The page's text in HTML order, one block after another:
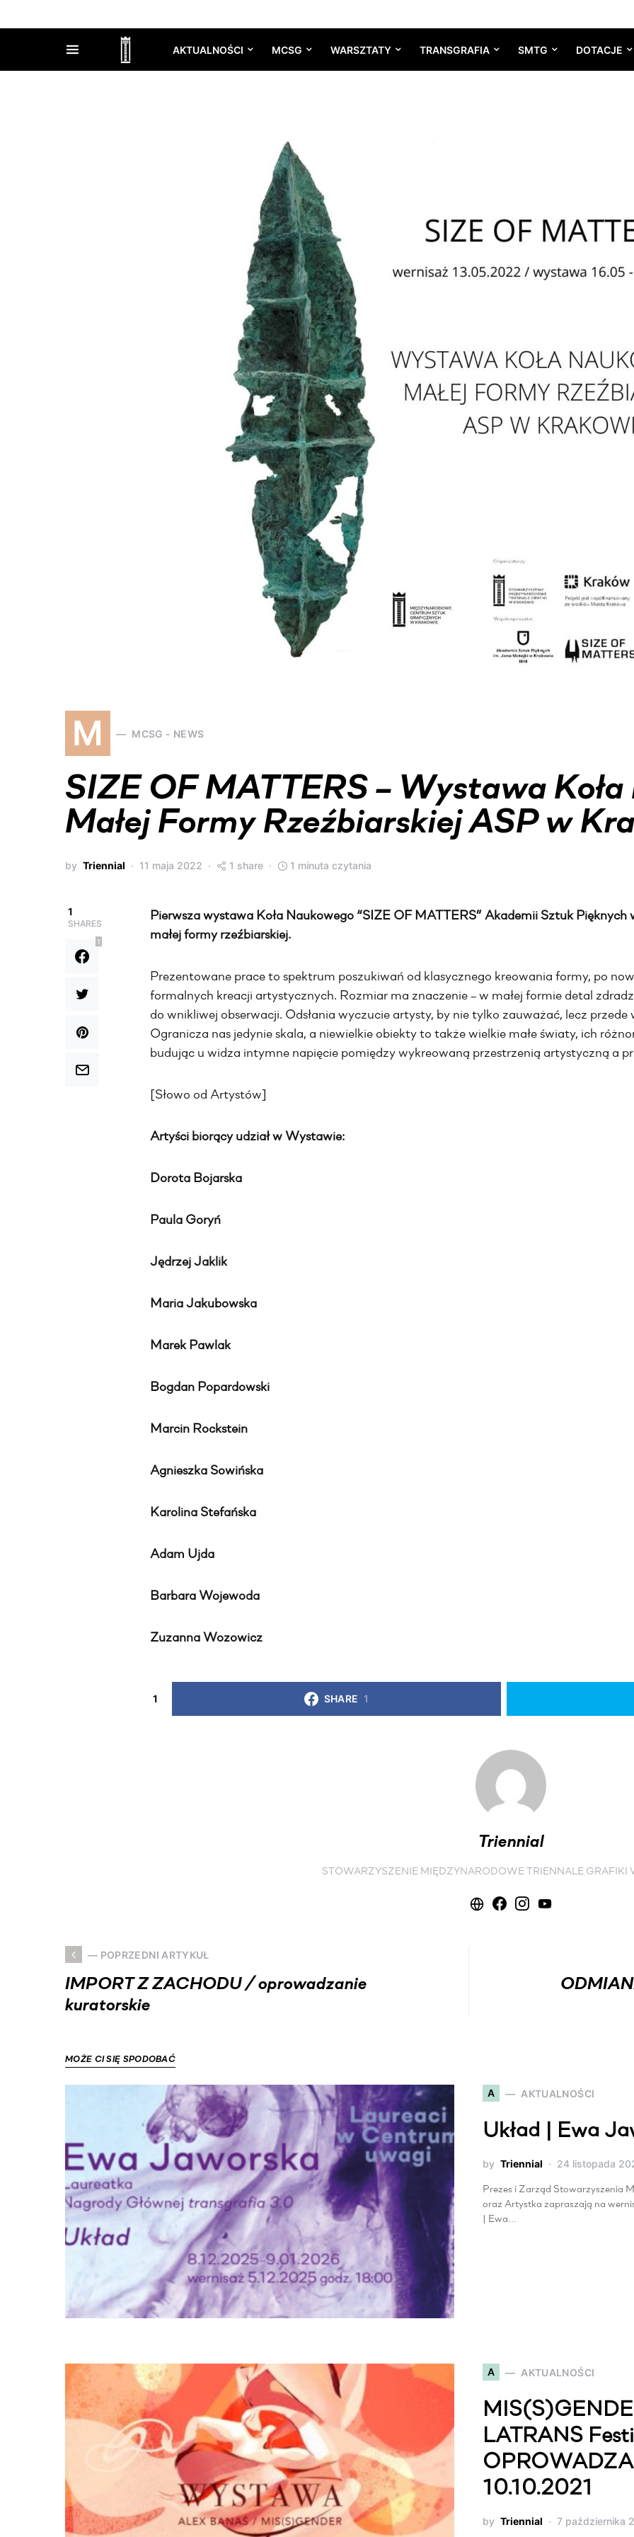
AKTUALNOŚCI MCSG WARSZTATY TRANSGRAFIA SMTG DOTACJE
M MCSG - NEWS
SIZE OF MATTERS – Wystawa
Małej Formy Rzeźbiarskiej ASP w
by Triennial 11 maja 2022 1 share 1 minuta czytania
1
SHARES
1
Pierwsza wystawa Koła Naukowego “SIZE OF MATTERS” Akademii Sztuk Pięknych
małej formy rzeźbiarskiej.
Prezentowane prace to spektrum poszukiwań od klasycznego kreowania formy, po
formalnych kreacji artystycznych. Rozmiar ma znaczenie – w małej formie detal
do wnikliwej obserwacji. Odsłania wyczucie artysty, by nie tylko zauważać, lecz
Ogranicza nas jedynie skala, a niewielkie obiekty to także wielkie małe światy, ich
budując u widza intymne napięcie pomiędzy wykreowaną przestrzenią artystyczną a
[Słowo od Artystów]
Artyści biorący udział w Wystawie:
Dorota Bojarska
Paula Goryń
Jędrzej Jaklik
Maria Jakubowska
Marek Pawlak
Bogdan Popardowski
Marcin Rockstein
Agnieszka Sowińska
Karolina Stefańska
Adam Ujda
Barbara Wojewoda
Zuzanna Wozowicz
1 SHARE 1
Triennial
STOWARZYSZENIE MIĘDZYNARODOWE TRIENNALE GRAFIKI
— POPRZEDNI ARTYKUŁ
IMPORT Z ZACHODU / oprowadzanie
kuratorskie
MOŻE CI SIĘ SPODOBAĆ
A AKTUALNOŚCI
Układ | Ewa
by Triennial 24 listopada
Prezes i Zarząd Stowarzyszenia
oraz Artystka zapraszają na
| Ewa…
A AKTUALNOŚCI
LATRANS
10.10.2021
by Triennial 7 października